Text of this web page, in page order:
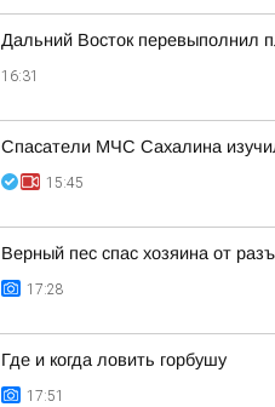
Дальний Восток перевыполнил
16:31
Спасатели МЧС Сахалина
15:45
Верный пес спас хозяина от
17:28
Где и когда ловить горбушу
17:51